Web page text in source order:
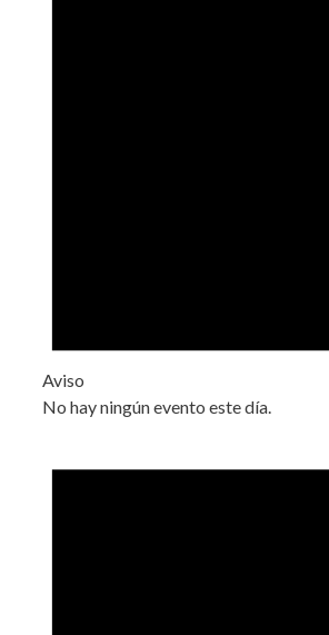
Aviso
No hay ningún evento este día.